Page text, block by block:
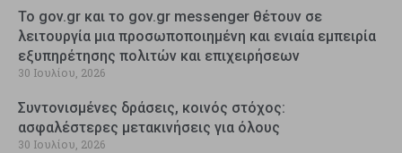
Το gov.gr και το gov.gr messenger θέτουν σε
λειτουργία μια προσωποποιημένη και ενιαία εμπειρία
εξυπηρέτησης πολιτών και επιχειρήσεων
30 Ιουλίου, 2026
Συντονισμένες δράσεις, κοινός στόχος:
ασφαλέστερες μετακινήσεις για όλους
30 Ιουλίου, 2026